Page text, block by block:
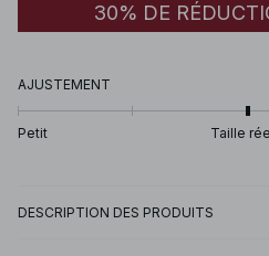
30% DE
AJUSTEMENT
Petit Taille
DESCRIPTION DES PRODUITS